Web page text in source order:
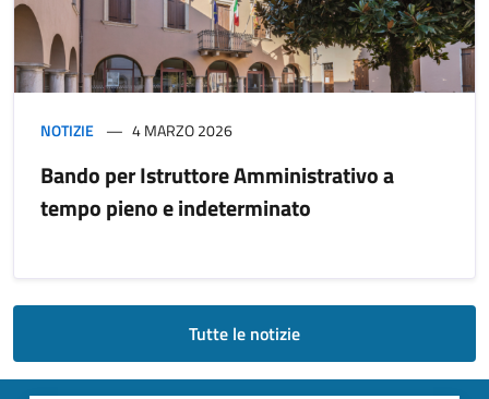
NOTIZIE 4 MARZO 2026
Bando per Istruttore Amministrativo a
tempo pieno e indeterminato
Tutte le notizie